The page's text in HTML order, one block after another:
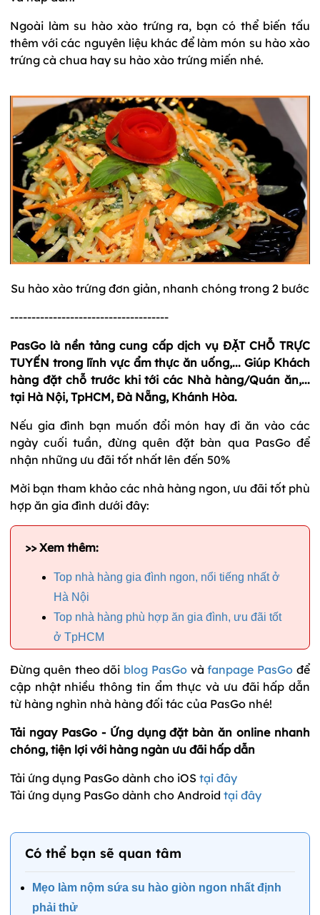
Ngoài làm su hào xào trứng ra, bạn có thể biến tấu
thêm với các nguyên liệu khác để làm món su hào xào
trứng cà chua hay su hào xào trứng miến nhé.
Su hào xào trứng đơn giản, nhanh chóng trong 2 bước
-------------------------------------
PasGo là nền tảng cung cấp dịch vụ ĐẶT CHỖ TRỰC
TUYẾN trong lĩnh vực ẩm thực ăn uống,... Giúp Khách
hàng đặt chỗ trước khi tới các Nhà hàng/Quán ăn,...
tại Hà Nội, TpHCM, Đà Nẵng, Khánh Hòa.
Nếu gia đình bạn muốn đổi món hay đi ăn vào các
ngày cuối tuần, đừng quên đặt bàn qua PasGo để
nhận những ưu đãi tốt nhất lên đến 50%
Mời bạn tham khảo các nhà hàng ngon, ưu đãi tốt phù
hợp ăn gia đình dưới đây:
>> Xem thêm:
Top nhà hàng gia đình ngon, nổi tiếng nhất ở
Hà Nội
Top nhà hàng phù hợp ăn gia đình, ưu đãi tốt
ở TpHCM
Đừng quên theo dõi blog PasGovàfanpage PasGo để
cập nhật nhiều thông tin ẩm thực và ưu đãi hấp dẫn
từ hàng nghìn nhà hàng đối tác của PasGo nhé!
Tải ngay PasGo - Ứng dụng đặt bàn ăn online nhanh
chóng, tiện lợi với hàng ngàn ưu đãi hấp dẫn
Tải ứng dụng PasGo dành cho iOS tại đây
Tải ứng dụng PasGo dành cho Android tại đây
Có thể bạn sẽ quan tâm
Mẹo làm nộm sứa su hào giòn ngon nhất định
phải thử